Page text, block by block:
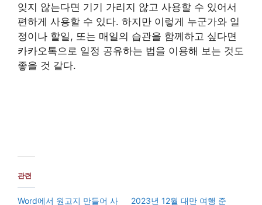
잊지 않는다면 기기 가리지 않고 사용할 수 있어서
편하게 사용할 수 있다. 하지만 이렇게 누군가와 일
정이나 할일, 또는 매일의 습관을 함께하고 싶다면
카카오톡으로 일정 공유하는 법을 이용해 보는 것도
좋을 것 같다.
관련
Word에서 원고지 만들어 사
2023년 12월 대만 여행 준